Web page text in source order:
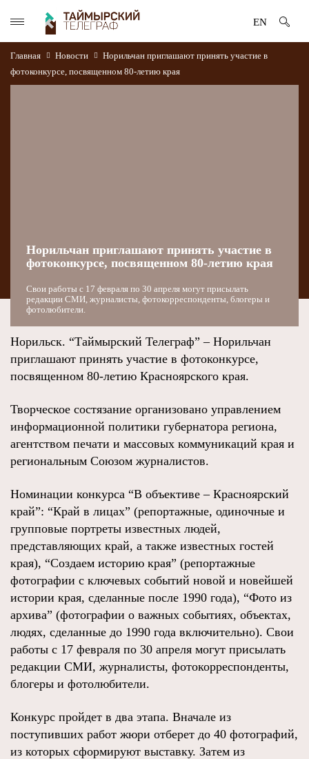
EN
Главная Новости
Норильчан приглашают принять участие в
фотоконкурсе, посвященном 80-летию края
Норильчан приглашают принять участие в
фотоконкурсе, посвященном 80-летию края
Свои работы с 17 февраля по 30 апреля могут присылать
редакции СМИ, журналисты, фотокорреспонденты, блогеры и
фотолюбители.
Норильск. “Таймырский Телеграф” – Норильчан
приглашают принять участие в фотоконкурсе,
посвященном 80-летию Красноярского края.
Творческое состязание организовано управлением
информационной политики губернатора региона,
агентством печати и массовых коммуникаций края и
региональным Союзом журналистов.
Номинации конкурса “В объективе – Красноярский
край”: “Край в лицах” (репортажные, одиночные и
групповые портреты известных людей,
представляющих край, а также известных гостей
края), “Создаем историю края” (репортажные
фотографии с ключевых событий новой и новейшей
истории края, сделанные после 1990 года), “Фото из
архива” (фотографии о важных событиях, объектах,
людях, сделанные до 1990 года включительно). Свои
работы с 17 февраля по 30 апреля могут присылать
редакции СМИ, журналисты, фотокорреспонденты,
блогеры и фотолюбители.
Конкурс пройдет в два этапа. Вначале из
поступивших работ жюри отберет до 40 фотографий,
из которых сформируют выставку. Затем из